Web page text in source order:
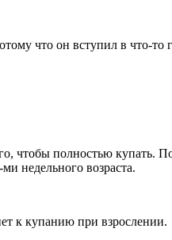
что он вступил в что-то
чтобы полностью купать.
недельного возраста.
к купанию при взрослении.